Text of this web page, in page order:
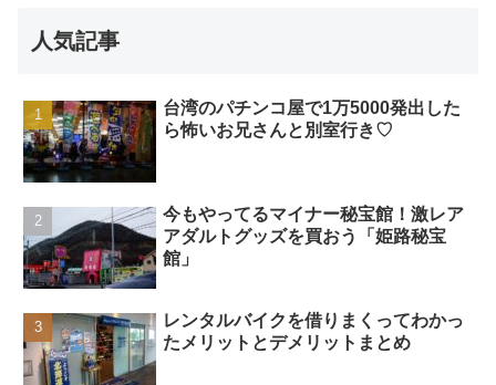
人気記事
台湾のパチンコ屋で1万5000発出した
ら怖いお兄さんと別室行き♡
今もやってるマイナー秘宝館！激レア
アダルトグッズを買おう「姫路秘宝
館」
レンタルバイクを借りまくってわかっ
たメリットとデメリットまとめ